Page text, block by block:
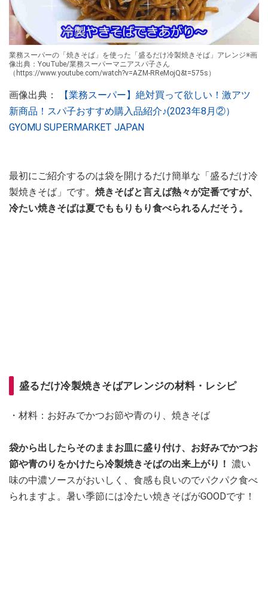
業務スーパーの「焼きそば」を使った「盛るだけ冷製焼きそば」アレンジ※画
像出典：YouTube/業務スーパーマニアスパ子さん
（https://www.youtube.com/watch?v=AZM-RReMojQ&t=575s）
画像出典：
【業務スーパー】絶対買って欲しい！激アツ
新商品！スパ子おすすめ購入品紹介♪(2023年8月②）
GYOMU SUPERMARKET JAPAN
最初にご紹介するのは袋を開けるだけ簡単な「盛るだけ冷
製焼きそば」です。 焼きそばと言えば熱々が定番ですが、
冷たい焼きそばは夏でももりもり食べられるんだそう。
盛るだけ冷製焼きそばアレンジの材料・レシピ
・材料：お好みでかつお節や青のり、焼きそば
袋から出したらそのままお皿に盛り付け、お好みでかつお
節や青のりをかけたら冷製焼きそばの出来上がり！ 濃い
味の中濃ソースがおいしく、食感も良いのでパクパク食べ
られますよ。暑い季節には冷たい焼きそばがGOODです！